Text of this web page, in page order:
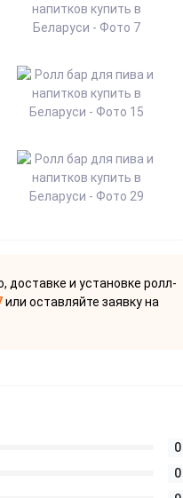
доставке и установке ролл-
или оставляйте заявку на
0
0